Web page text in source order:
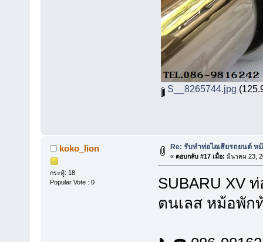
S__8265744.jpg
koko_lion
กระทู้: 18
Popular Vote : 0
Re: รับทำท่อไอเสียรถยนต์ ห
« ตอบกลับ #17 เมื่อ: มีนาคม 23,
SUBARU XV
ตนเลส หม้อพัก